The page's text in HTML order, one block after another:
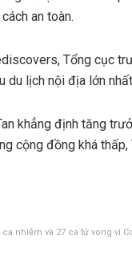
an toàn.
Tổng cục
du lịch nội địa lớn
khẳng định tăng
cộng đồng khá
nhiễm và 27 ca tử vong vì